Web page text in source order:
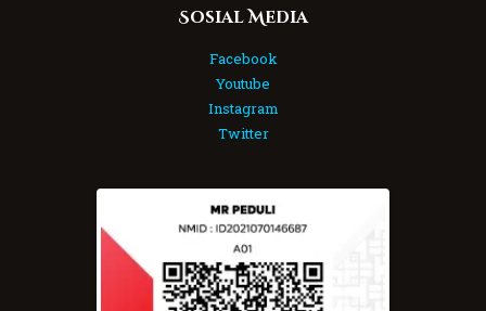
Sosial Media
Facebook
Youtube
Instagram
Twitter